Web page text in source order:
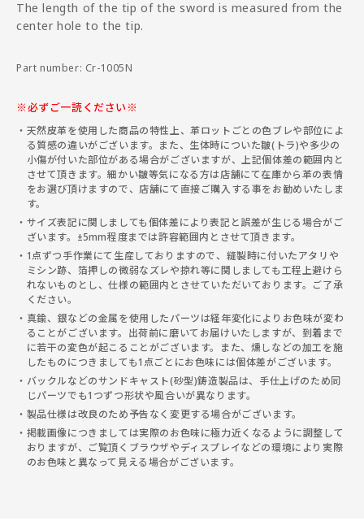
The length of the tip of the sword is measured from the
center hole to the tip.
Part number: Cr-1005N
※必ずご一読ください※
天然皮革を使用した商品の特性上、革ロットごとの色ブレや部位によ
る質感の違いがございます。また、生体時についた皺(トラ)や多少の
小傷が付いた部位がある場合がございますが、上記個体差の範囲内と
させて頂きます。細かい皺等気になる方は店舗にて在庫から革の表情
をお選び頂けますので、店舗にて直接ご購入する事をお勧めいたしま
す。
サイズ表記に関しましても個体差により表記と誤差が生じる場合がご
ざいます。±5mm程度までは許容範囲内とさせて頂きます。
1点ずつ手作業にて生産しておりますので、縫製時に付いたアタリや
ミシン跡、箔押しの微弱なズレや掠れ等に関しましても工程上避けら
れないものとし、仕様の範囲内とさせていただいております。ご了承
ください。
真鍮、銀などの金属を使用したパーツは経年変化によりお色味が変わ
ることがございます。出荷前に磨いてお届けいたしますが、到着まで
に若干の変色が起こることがございます。また、燻しなどの加工を施
したものにつきましても1点ごとにお色味には個体差がございます。
バックルなどのサンドキャスト(砂型)鋳造製品は、手仕上げのため同
じパーツでも1つずつ形状や風合いが異なります。
製品仕様は改良のため予告なく変更する場合がございます。
掲載画像につきましては実際のお色味に極力近くなるように調整して
おりますが、ご覧頂くブラウザやディスプレイなどの環境により実際
のお色味と異なって見える場合がございます。